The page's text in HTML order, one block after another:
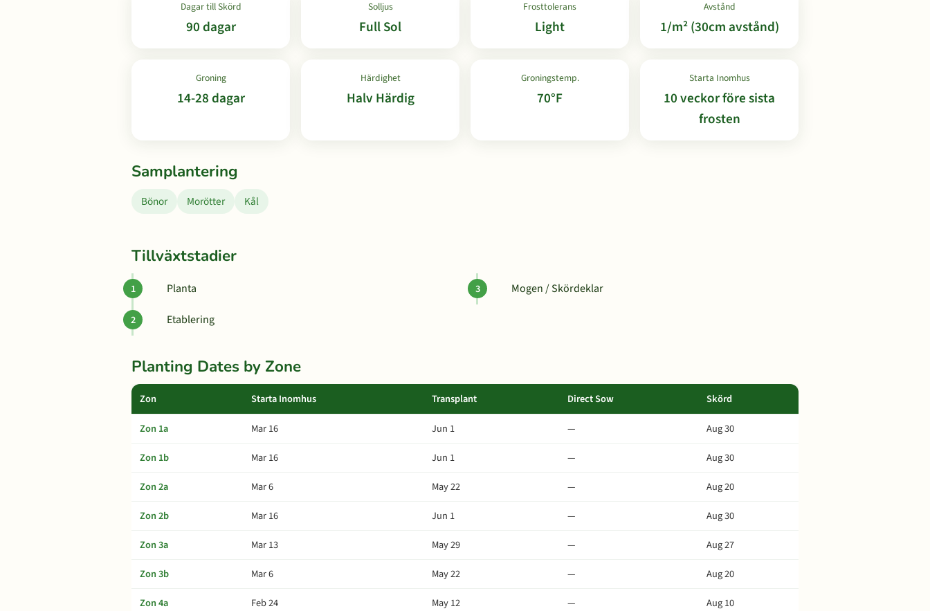
Dagar till Skörd
90 dagar
Solljus
Full Sol
Frosttolerans
Light
Avstånd
1/m² (30cm avstånd)
Groning
14-28 dagar
Härdighet
Halv Härdig
Groningstemp.
70°F
Starta Inomhus
10 veckor före sista
frosten
Samplantering
Bönor Morötter Kål
Tillväxtstadier
Planta
Etablering
Mogen / Skördeklar
Planting Dates by Zone
Zon Starta Inomhus Transplant Direct Sow Skörd
Zon 1a Mar 16 Jun 1 —
Aug 30
Zon 1b
Mar 16 Jun 1 —
Aug 30
Zon 2a
Mar 6 May 22 —
Aug 20
Zon 2b
Mar 16 Jun 1 —
Aug 30
Zon 3a
Mar 13 May 29 —
Aug 27
Zon 3b
Mar 6 May 22 —
Aug 20
Zon 4a
Feb 24 May 12 —
Aug 10